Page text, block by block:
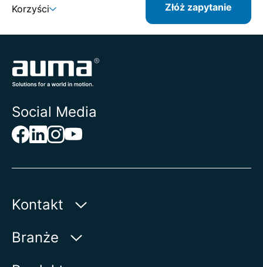
Korzyści Złóż zapytanie
Social Media
Kontakt
AUMA Riester
Branże